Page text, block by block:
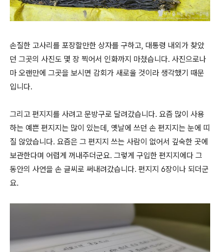
손질한 고사리를 포장할만한 상자를 구하고, 대통령 내외가 찾았
던 그곳의 사진도 몇 장 찍어서 인화까지 마쳤습니다. 사진으로나
마 오랜만에 그곳을 보시면 감회가 새로울 것이라 생각했기 때문
입니다.
그리고 편지지를 사려고 문방구로 달려갔습니다. 요즘 많이 사용
하는 예쁜 편지지는 많이 있는데, 옛날에 쓰던 손 편지지는 눈에 띠
질 않았습니다. 요즘은 그 편지지 쓰는 사람이 없어서 깊숙한 곳에
보관한다며 어렵게 꺼내주더군요. 그렇게 구입한 편지지에다 그
동안의 사연을 손 글씨로 써내려갔습니다. 편지지 6장이나 되더군
요.